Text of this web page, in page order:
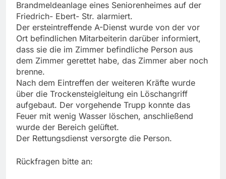
Brandmeldeanlage eines Seniorenheimes auf der
Friedrich- Ebert- Str. alarmiert.
Der ersteintreffende A-Dienst wurde von der vor
Ort befindlichen Mitarbeiterin darüber informiert,
dass sie die im Zimmer befindliche Person aus
dem Zimmer gerettet habe, das Zimmer aber noch
brenne.
Nach dem Eintreffen der weiteren Kräfte wurde
über die Trockensteigleitung ein Löschangriff
aufgebaut. Der vorgehende Trupp konnte das
Feuer mit wenig Wasser löschen, anschließend
wurde der Bereich gelüftet.
Der Rettungsdienst versorgte die Person.
Rückfragen bitte an: